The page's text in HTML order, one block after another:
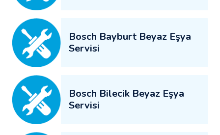
Bosch Bayburt Beyaz Eşya
Servisi
Bosch Bilecik Beyaz Eşya
Servisi